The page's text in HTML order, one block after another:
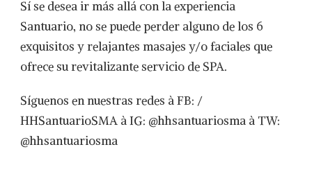
Sí se desea ir más allá con la experiencia
Santuario, no se puede perder alguno de los 6
exquisitos y relajantes masajes y/o faciales que
ofrece su revitalizante servicio de SPA.
Síguenos en nuestras redes à FB: /
HHSantuarioSMA à IG: @hhsantuariosma à TW:
@hhsantuariosma